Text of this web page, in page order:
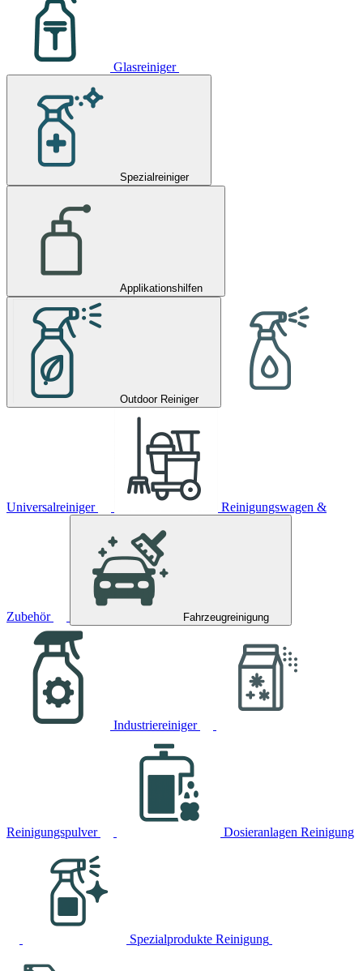
Glasreiniger
Spezialreiniger
Applikationshilfen
Outdoor Reiniger
Universalreiniger Reinigungswagen &
Zubehör Fahrzeugreinigung
Industriereiniger
Reinigungspulver Dosieranlagen Reinigung
Spezialprodukte Reinigung